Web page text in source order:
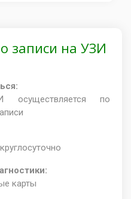
записи на УЗИ
осуществляется по
карты